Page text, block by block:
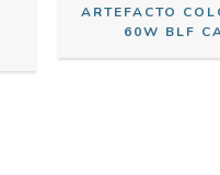
ARTEFACTO
60W BLF